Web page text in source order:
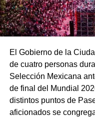
El Gobierno de la
de cuatro personas
Selección Mexicana
de final del Mundial
distintos puntos de
aficionados se